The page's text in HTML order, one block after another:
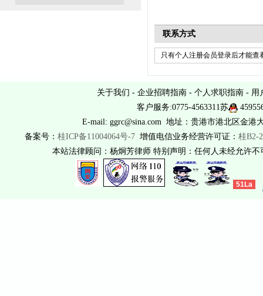
联系方式
只有个人注册会员登录后才能查
关于我们 - 企业招聘指南 - 个人求职指南 - 用
客户服务:0775-4563311苏
E-mail: ggrc@sina.com 地址：贵港市港北区金港
备案号： 桂ICP备11004064号-7增值电信业务经营许可证： 桂B2-
本站法律顾问：杨炯芳律师 特别声明：任何人未经允许
51La